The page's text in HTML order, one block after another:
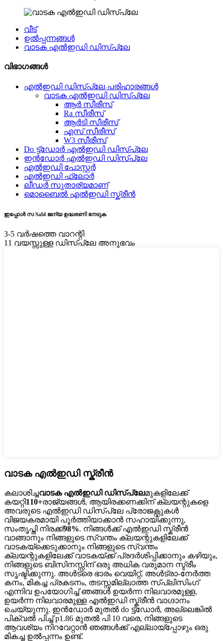
വീട്
ഉൽപ്പന്നങ്ങൾ
വാടക എൽഇഡി ഡിസ്പ്ലേ
വിഭാഗങ്ങൾ
എൽഇഡി ഡിസ്പ്ലേ പരിഹാരങ്ങൾ
വാടക എൽഇഡി ഡിസ്പ്ലേ
ആർ സീരീസ്
Ra സീരീസ്
ആർടി സീരീസ്
എസ് സീരീസ്
W3 സീരീസ്
Do ട്ട്ഡോർ എൽഇഡി ഡിസ്പ്ലേ
ഇൻഡോർ എൽഇഡി ഡിസ്പ്ലേ
എൽഇഡി പോസ്റ്റർ
എൽഇഡി ഫ്ലോർ
ലീഡർ സുതാര്യമാണ്
മൊബൈൽ എൽഇഡി സ്ക്രീൻ
ഇപ്പോൾ സ Sabl ജന്യ ഉദ്ധരണി നേടുക
3-5 വർഷത്തെ വാറന്റി
11 വയസ്സുള്ള ഡിസ്പ്ലേ അനുഭവം
വാടക എൽഇഡി സ്ക്രീൻ
കലാശിച്ചവാടക എൽഇഡി ഡിസ്പ്ലേമുകളിലേക്ക്
കയറ്റി110+രാജ്യങ്ങൾ, ആയിരക്കണക്കിന് ക്ലയന്റുകളെ
അവരുടെ എൽഇഡി ഡിസ്പ്ലേ പ്രോജക്റ്റുകൾ
വിജയകരമായി പൂർത്തിയാക്കാൻ സഹായിക്കുന്നു,
സംതൃപ്തി നിരക്ക്98%. നിങ്ങൾക്ക് എൽഇഡി സ്ക്രീൻ
വാങ്ങാനും നിങ്ങളുടെ സ്വന്തം ക്ലയന്റുകളിലേക്ക്
വാടകയ്ക്കെടുക്കാനും നിങ്ങളുടെ സ്വന്തം
ക്ലയന്റുകളിലേക്ക് വാടകയ്ക്ക് പ്രദർശിപ്പിക്കാനും കഴിയും,
നിങ്ങളുടെ ബിസിനസ്സിന് ഒരു അധിക വരുമാന സ്ട്രീം
സൃഷ്ടിക്കുന്നു. അൾട്രെ ഭാരം വെയിറ്റ്, അൾട്രാ-നേർത്ത
കനം, മികച്ച പ്രകടനം, തടസ്സമില്ലാത്ത സ്പ്ലിസിംഗ്
എന്നിവ ഉപയോഗിച്ച് ഞങ്ങൾ ഉയർന്ന നിലവാരമുള്ള,
ഉയർന്ന നിലവാരമുള്ള എൽഇഡി സ്ക്രീൻ വാഗ്ദാനം
ചെയ്യുന്നു. ഇൻഡോർ മുതൽ do ട്ട്ഡോർ, അല്ലെങ്കിൽ
പിക്വൽ പിച്ച് p1.86 മുതൽ പി 10 വരെ, നിങ്ങളുടെ
ആവശ്യം നിറവേറ്റാൻ ഞങ്ങൾക്ക് എല്ലായ്പ്പോഴും ഒരു
മികച്ച ഉൽപ്പന്നം ഉണ്ട്.